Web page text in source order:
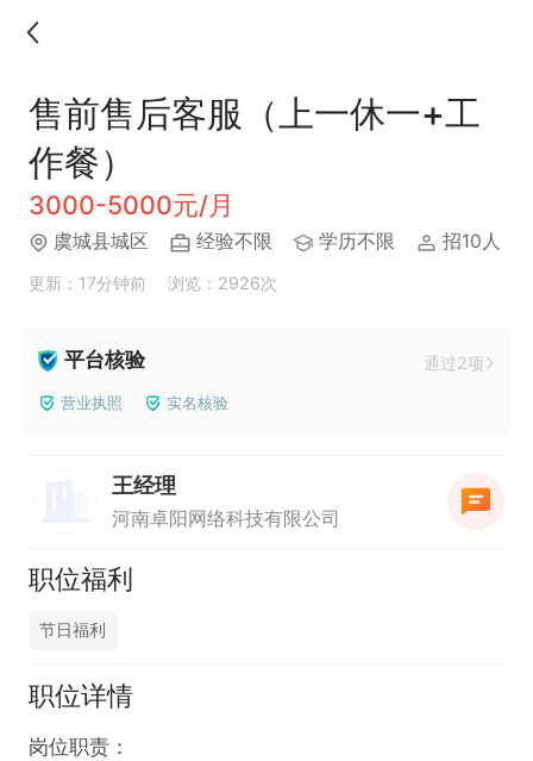
售前售后客服（上一休一+工
作餐）
3000-5000元/月
虞城县城区 经验不限 学历不限 招10人
更新：17分钟前 浏览：2926次
平台核验 通过2项
营业执照 实名核验
王经理
河南卓阳网络科技有限公司
职位福利
节日福利
职位详情
岗位职责：